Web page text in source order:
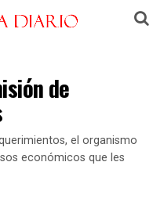
de
el organismo
económicos que les